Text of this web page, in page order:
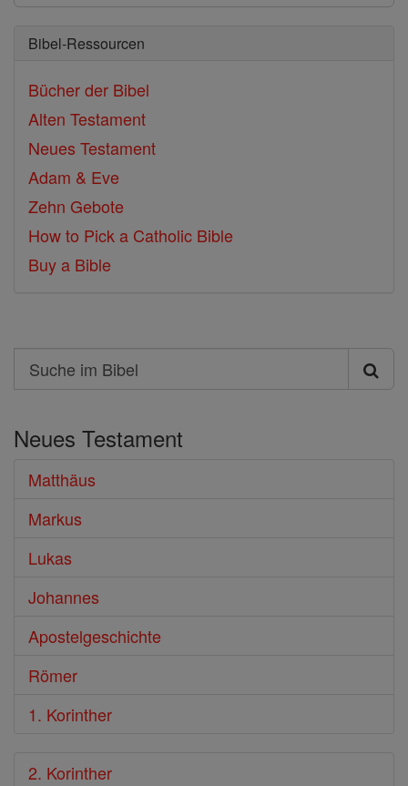
Bibel-Ressourcen
Bücher der Bibel
Alten Testament
Neues Testament
Adam & Eve
Zehn Gebote
How to Pick a Catholic Bible
Buy a Bible
Search
Suche
Bibel
Neues Testament
Matthäus
Markus
Lukas
Johannes
Apostelgeschichte
Römer
1. Korinther
2. Korinther